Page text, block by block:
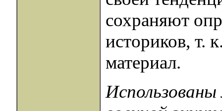
сохраняют
историков, т.
материал.